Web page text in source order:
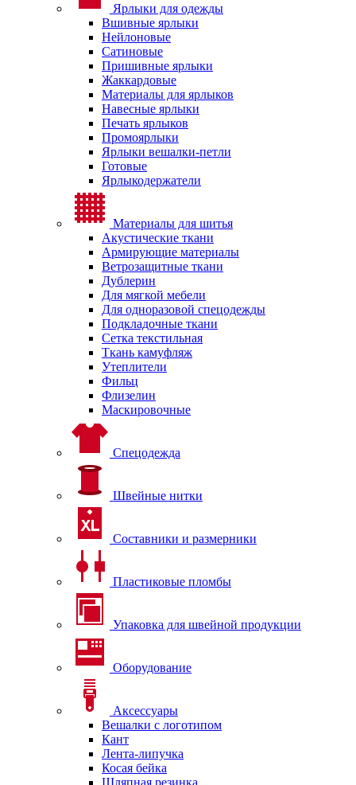
Ярлыки для одежды
Вшивные ярлыки
Нейлоновые
Сатиновые
Пришивные ярлыки
Жаккардовые
Материалы для ярлыков
Навесные ярлыки
Печать ярлыков
Промоярлыки
Ярлыки вешалки-петли
Готовые
Ярлыкодержатели
Материалы для шитья
Акустические ткани
Армирующие материалы
Ветрозащитные ткани
Дублерин
Для мягкой мебели
Для одноразовой спецодежды
Подкладочные ткани
Сетка текстильная
Ткань камуфляж
Утеплители
Фильц
Флизелин
Маскировочные
Спецодежда
Швейные нитки
Составники и размерники
Пластиковые пломбы
Упаковка для швейной продукции
Оборудование
Аксессуары
Вешалки с логотипом
Кант
Лента-липучка
Косая бейка
Шляпная резинка